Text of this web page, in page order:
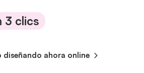
3 clics
diseñando ahora online